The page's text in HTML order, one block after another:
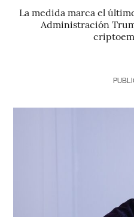
La medida marca el
Administración